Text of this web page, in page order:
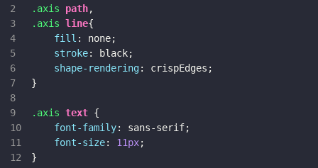
2
3
4
5
6
7
8
9
10
11
12
.axis
path,
.axis line{
fill : none;
stroke: black;
shape-rendering : crispEdges;
}
.axis text {
font-family: sans-serif;
font-size: 11px;
}